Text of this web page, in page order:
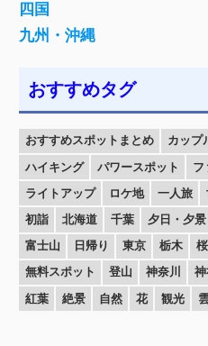
四国
九州・沖縄
おすすめタグ
おすすめスポットまとめ カップ
ハイキング
パワースポット フ
ライトアップ
ロケ地 一人旅
初詣
北海道 千葉 夕日・夕景
富士山
日帰り 東京 栃木 桜
無料スポット
登山 神奈川
紅葉
絶景 自然 花 観光